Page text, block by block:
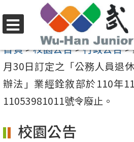
至
要
內
容
選
單
首頁>校園公告>行政公告>
月30日訂定之「公務人員退
辦法」業經銓敘部於110年
11053981011號令廢止。
校園公告